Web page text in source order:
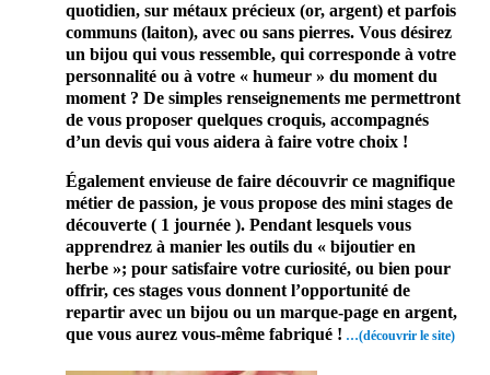
quotidien, sur métaux précieux (or, argent) et parfois
communs (laiton), avec ou sans pierres. Vous désirez
un bijou qui vous ressemble, qui corresponde à votre
personnalité ou à votre « humeur » du moment du
moment ? De simples renseignements me permettront
de vous proposer quelques croquis, accompagnés
d’un devis qui vous aidera à faire votre choix !
Également envieuse de faire découvrir ce magnifique
métier de passion, je vous propose des mini stages de
découverte ( 1 journée ). Pendant lesquels vous
apprendrez à manier les outils du « bijoutier en
herbe »; pour satisfaire votre curiosité, ou bien pour
offrir, ces stages vous donnent l’opportunité de
repartir avec un bijou ou un marque-page en argent,
que vous aurez vous-même fabriqué ! …(découvrir le site)